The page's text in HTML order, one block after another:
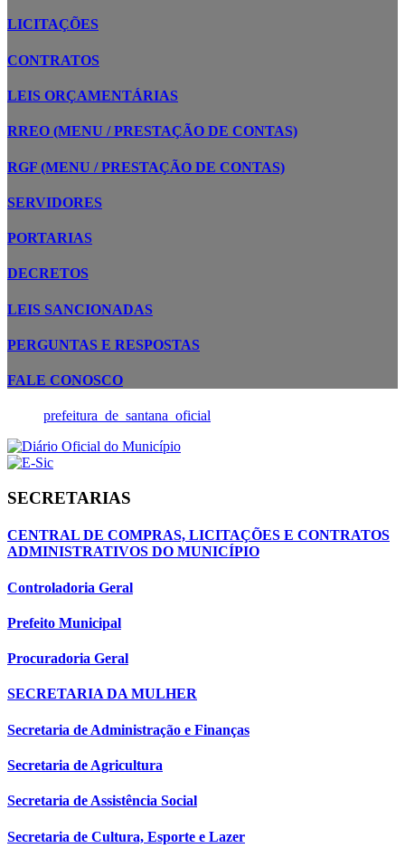
LICITAÇÕES
CONTRATOS
LEIS ORÇAMENTÁRIAS
RREO (MENU / PRESTAÇÃO DE CONTAS)
RGF (MENU / PRESTAÇÃO DE CONTAS)
SERVIDORES
PORTARIAS
DECRETOS
LEIS SANCIONADAS
PERGUNTAS E RESPOSTAS
FALE CONOSCO
prefeitura_de_santana_oficial
SECRETARIAS
CENTRAL DE COMPRAS, LICITAÇÕES E CONTRATOS
ADMINISTRATIVOS DO MUNICÍPIO
Controladoria Geral
Prefeito Municipal
Procuradoria Geral
SECRETARIA DA MULHER
Secretaria de Administração e Finanças
Secretaria de Agricultura
Secretaria de Assistência Social
Secretaria de Cultura, Esporte e Lazer